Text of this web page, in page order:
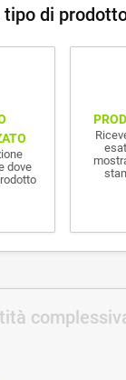
tipo di
dove